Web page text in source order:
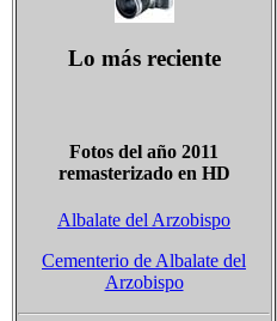
Lo más reciente
Fotos del año 2011
remasterizado en HD
Albalate del Arzobispo
Cementerio de Albalate del
Arzobispo